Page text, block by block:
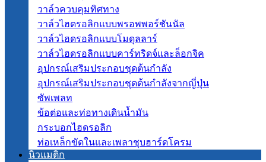
วาล์วควบคุมทิศทาง
วาล์วไฮดรอลิกแบบพรอพพอร์ชันนัล
วาล์วไฮดรอลิกแบบโมดุลลาร์
วาล์วไฮดรอลิกแบบคาร์ทริดจ์และล็อกจิค
อุปกรณ์เสริมประกอบชุดต้นกำลัง
อุปกรณ์เสริมประกอบชุดต้นกำลังจากญี่ปุ่น
ซัพเพลท
ข้อต่อและท่อทางเดินน้ำมัน
กระบอกไฮดรอลิก
ท่อเหล็กขัดในและเพลาชุบฮาร์ดโครม
นิวแมติก